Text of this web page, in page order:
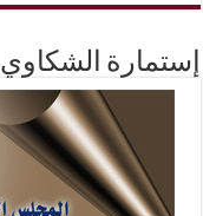
إستمارة الشكاوي